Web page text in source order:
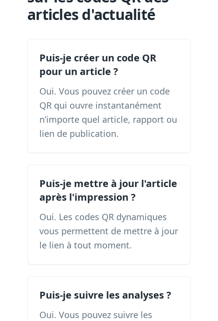
articles d'actualité
Puis-je créer un code QR
pour un article ?
Oui. Vous pouvez créer un code
QR qui ouvre instantanément
n’importe quel article, rapport ou
lien de publication.
Puis-je mettre à jour l'article
après l'impression ?
Oui. Les codes QR dynamiques
vous permettent de mettre à jour
le lien à tout moment.
Puis-je suivre les analyses ?
Oui. Vous pouvez suivre les